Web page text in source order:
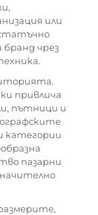
или
бранд чрез
привлича
пътници и
категории
пазарни